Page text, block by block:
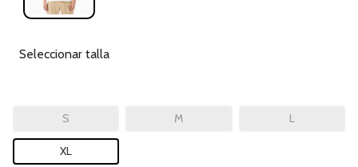
Seleccionar talla
S M L
XL